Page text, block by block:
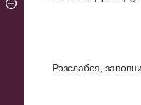
Розслабся,